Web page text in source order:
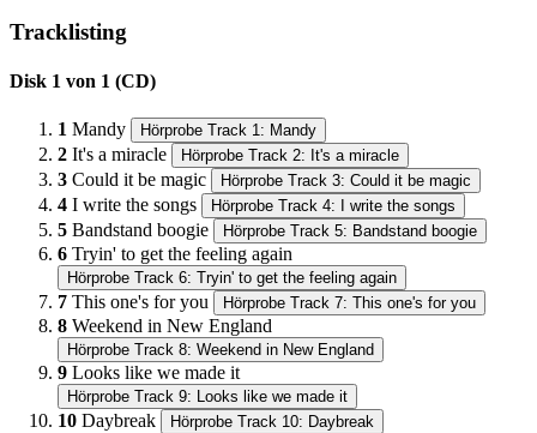
Tracklisting
Disk 1 von 1 (CD)
1 Mandy Hörprobe Track 1: Mandy
2 It's a miracle Hörprobe Track 2: It's a miracle
3 Could it be magic Hörprobe Track 3: Could it be magic
4 I write the songs Hörprobe Track 4: I write the songs
5 Bandstand boogie Hörprobe Track 5: Bandstand boogie
6 Tryin' to get the feeling again
Hörprobe Track 6: Tryin' to get the feeling again
7 This one's for you Hörprobe Track 7: This one's for you
8 Weekend in New England
Hörprobe Track 8: Weekend in New England
9 Looks like we made it
Hörprobe Track 9: Looks like we made it
10 Daybreak Hörprobe Track 10: Daybreak